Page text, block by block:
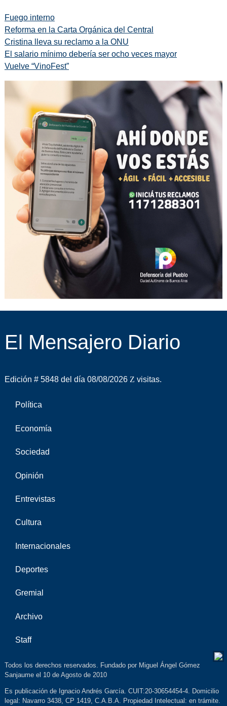
Fuego interno
Reforma en la Carta Orgánica del Central
Cristina lleva su reclamo a la ONU
El salario mínimo debería ser ocho veces mayor
Vuelve “VinoFest”
El Mensajero Diario
Edición # 5848 del día 08/08/2026 visitas.
Política
Economía
Sociedad
Opinión
Entrevistas
Cultura
Internacionales
Deportes
Gremial
Archivo
Staff
Todos los derechos reservados. Fundado por Miguel Ángel Gómez
Sanjaume el 10 de Agosto de 2010
Es publicación de Ignacio Andrés García. CUIT:20-30654454-4. Domicilio
legal: Navarro 3438, CP 1419, C.A.B.A. Propiedad Intelectual: en trámite.